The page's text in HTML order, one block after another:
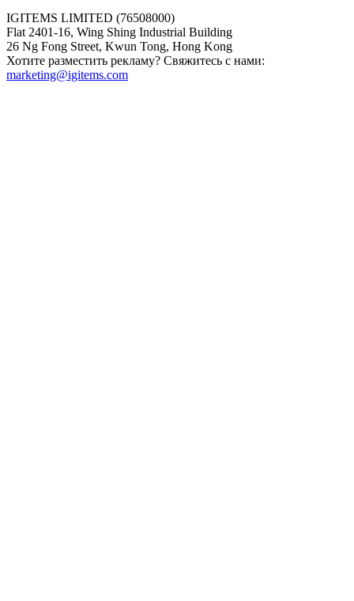
IGITEMS LIMITED (76508000)
Flat 2401-16, Wing Shing Industrial Building
26 Ng Fong Street, Kwun Tong, Hong Kong
Хотите разместить рекламу? Свяжитесь с нами:
marketing@igitems.com